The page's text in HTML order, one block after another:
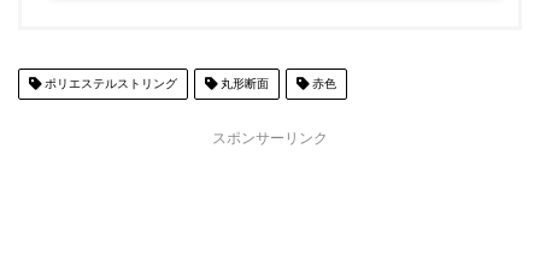
ポリエステルストリング 丸形断面 赤色
スポンサーリンク